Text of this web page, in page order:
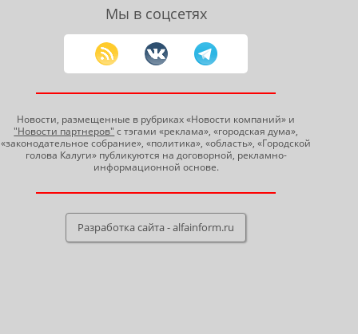
Мы в соцсетях
Новости, размещенные в рубриках «Новости компаний» и
"Новости партнеров" с тэгами «реклама», «городская дума»,
«законодательное собрание», «политика», «область», «Городской
голова Калуги» публикуются на договорной, рекламно-
информационной основе.
Разработка сайта - alfainform.ru